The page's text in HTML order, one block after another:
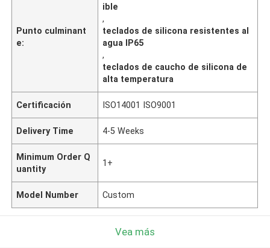
Punto culminant
e:
ible
,
teclados de silicona resistentes al
agua IP65
,
teclados de caucho de silicona de
alta temperatura
Certificación ISO14001 ISO9001
Delivery Time 4-5 Weeks
Minimum Order Q
uantity
1+
Model Number Custom
Vea más